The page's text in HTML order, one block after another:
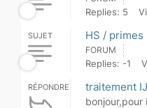
Replies: 5
SUJET HS / primes
FORUM
Replies: -1
RÉPONDRE traitement
bonjour,pour